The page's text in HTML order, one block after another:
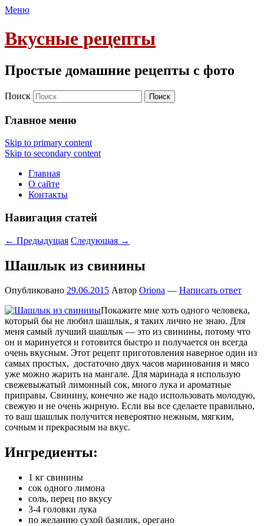
Меню
Вкусные рецепты
Простые домашние рецепты с фото
Поиск
Главное меню
Skip to primary content
Skip to secondary content
Главная
О сайте
Контакты
Навигация статей
← Предыдущая Следующая →
Шашлык из свинины
Опубликовано 29.06.2015 Автор Oriona — Написать ответ
Покажите мне хоть одного человека,
который бы не любил шашлык, я таких лично не знаю. Для
меня самый лучший шашлык — это из свинины, потому что
он и маринуется и готовится быстро и получается он всегда
очень вкусным. Этот рецепт приготовления наверное один из
самых простых, достаточно двух часов маринования и мясо
уже можно жарить на мангале. Для маринада я использую
свежевыжатый лимонный сок, много лука и ароматные
приправы. Свинину, конечно же надо использовать молодую,
свежую и не очень жирную. Если вы все сделаете правильно,
то ваш шашлык получится невероятно нежным, мягким,
сочным и прекрасным на вкус.
Ингредиенты:
1 кг свинины
сок одного лимона
соль, перец по вкусу
3-4 головки лука
по желанию сухой базилик, орегано